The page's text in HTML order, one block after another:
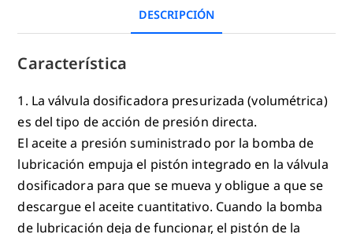
DESCRIPCIÓN
Característica
1. La válvula dosificadora presurizada (volumétrica)
es del tipo de acción de presión directa.
El aceite a presión suministrado por la bomba de
lubricación empuja el pistón integrado en la válvula
dosificadora para que se mueva y obligue a que se
descargue el aceite cuantitativo. Cuando la bomba
de lubricación deja de funcionar, el pistón de la